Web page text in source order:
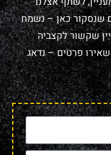
שנסקור כאן – נשמח
שקשור לקצביה
פרטים – נדאג